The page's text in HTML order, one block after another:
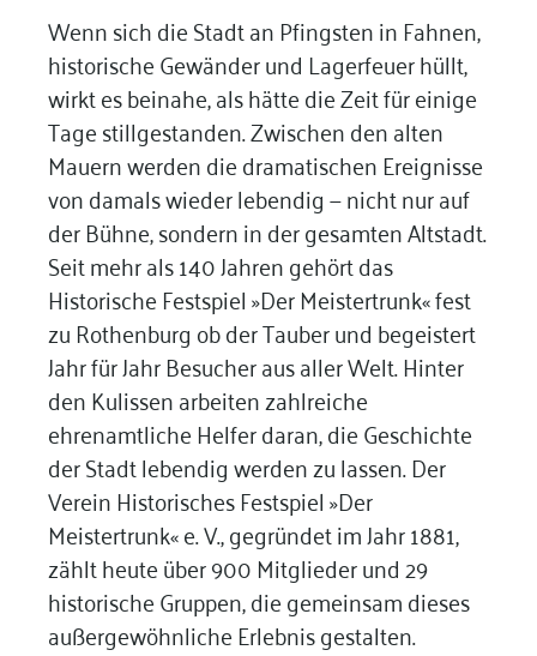
Wenn sich die Stadt an Pfingsten in Fahnen,
historische Gewänder und Lagerfeuer hüllt,
wirkt es beinahe, als hätte die Zeit für einige
Tage stillgestanden. Zwischen den alten
Mauern werden die dramatischen Ereignisse
von damals wieder lebendig — nicht nur auf
der Bühne, sondern in der gesamten Altstadt.
Seit mehr als 140 Jahren gehört das
Historische Festspiel »Der Meistertrunk« fest
zu Rothenburg ob der Tauber und begeistert
Jahr für Jahr Besucher aus aller Welt. Hinter
den Kulissen arbeiten zahlreiche
ehrenamtliche Helfer daran, die Geschichte
der Stadt lebendig werden zu lassen. Der
Verein Historisches Festspiel »Der
Meistertrunk« e. V., gegründet im Jahr 1881,
zählt heute über 900 Mitglieder und 29
historische Gruppen, die gemeinsam dieses
außergewöhnliche Erlebnis gestalten.